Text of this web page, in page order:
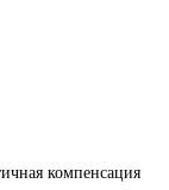
компенсация